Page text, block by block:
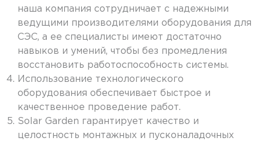
наша компания сотрудничает с надежными
ведущими производителями оборудования для
СЭС, а ее специалисты имеют достаточно
навыков и умений, чтобы без промедления
восстановить работоспособность системы.
Использование технологического
оборудования обеспечивает быстрое и
качественное проведение работ.
Solar Garden гарантирует качество и
целостность монтажных и пусконаладочных